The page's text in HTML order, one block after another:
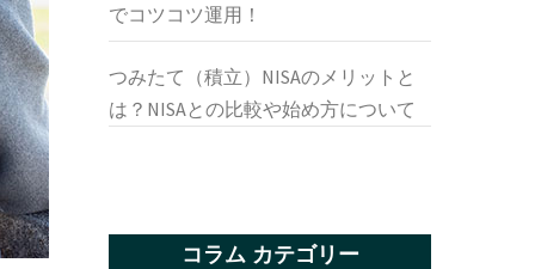
でコツコツ運用！
つみたて（積立）NISAのメリットと
は？NISAとの比較や始め方について
コラム カテゴリー